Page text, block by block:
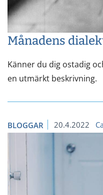
Månadens
Känner du dig ostadig
en utmärkt beskrivning.
BLOGGAR 20.4.2022